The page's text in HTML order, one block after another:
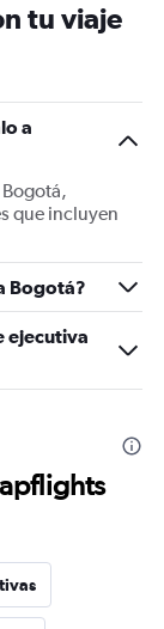
tu viaje
a
que incluyen
Bogotá?
ejecutiva